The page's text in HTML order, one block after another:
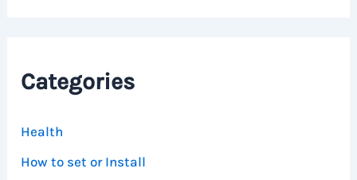
Categories
Health
How to set or Install